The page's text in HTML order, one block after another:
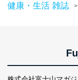
貴殿の個人情
株式会社富士
係
TEL：0570-200-
健康・生活 雑誌 >